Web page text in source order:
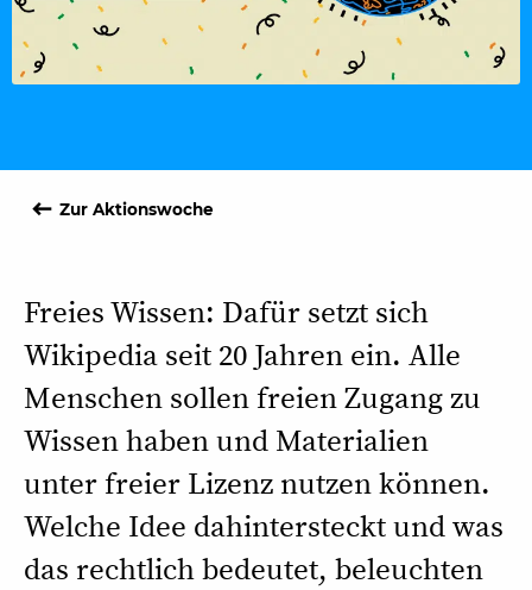
keyboard_backspace Zur Aktionswoche
Freies Wissen: Dafür setzt sich
Wikipedia seit 20 Jahren ein. Alle
Menschen sollen freien Zugang zu
Wissen haben und Materialien
unter freier Lizenz nutzen können.
Welche Idee dahintersteckt und was
das rechtlich bedeutet, beleuchten